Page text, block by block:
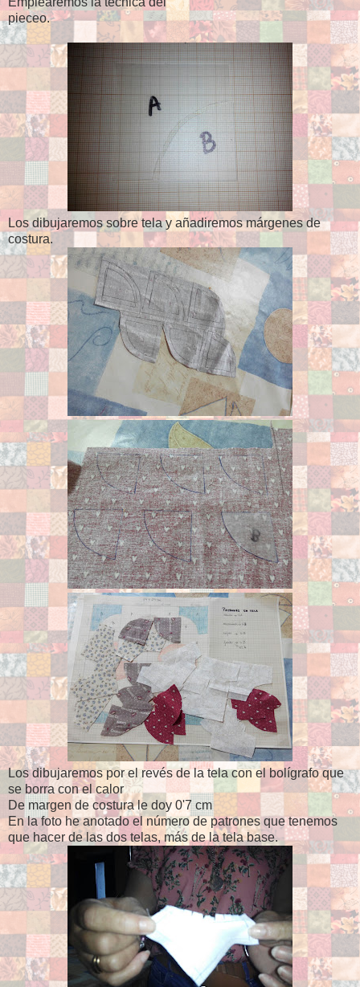
pieceo.
Los dibujaremos sobre tela y añadiremos márgenes de
costura.
Los dibujaremos por el revés de la tela con el bolígrafo que
se borra con el calor
De margen de costura le doy 0'7 cm
En la foto he anotado el número de patrones que tenemos
que hacer de las dos telas, más de la tela base.